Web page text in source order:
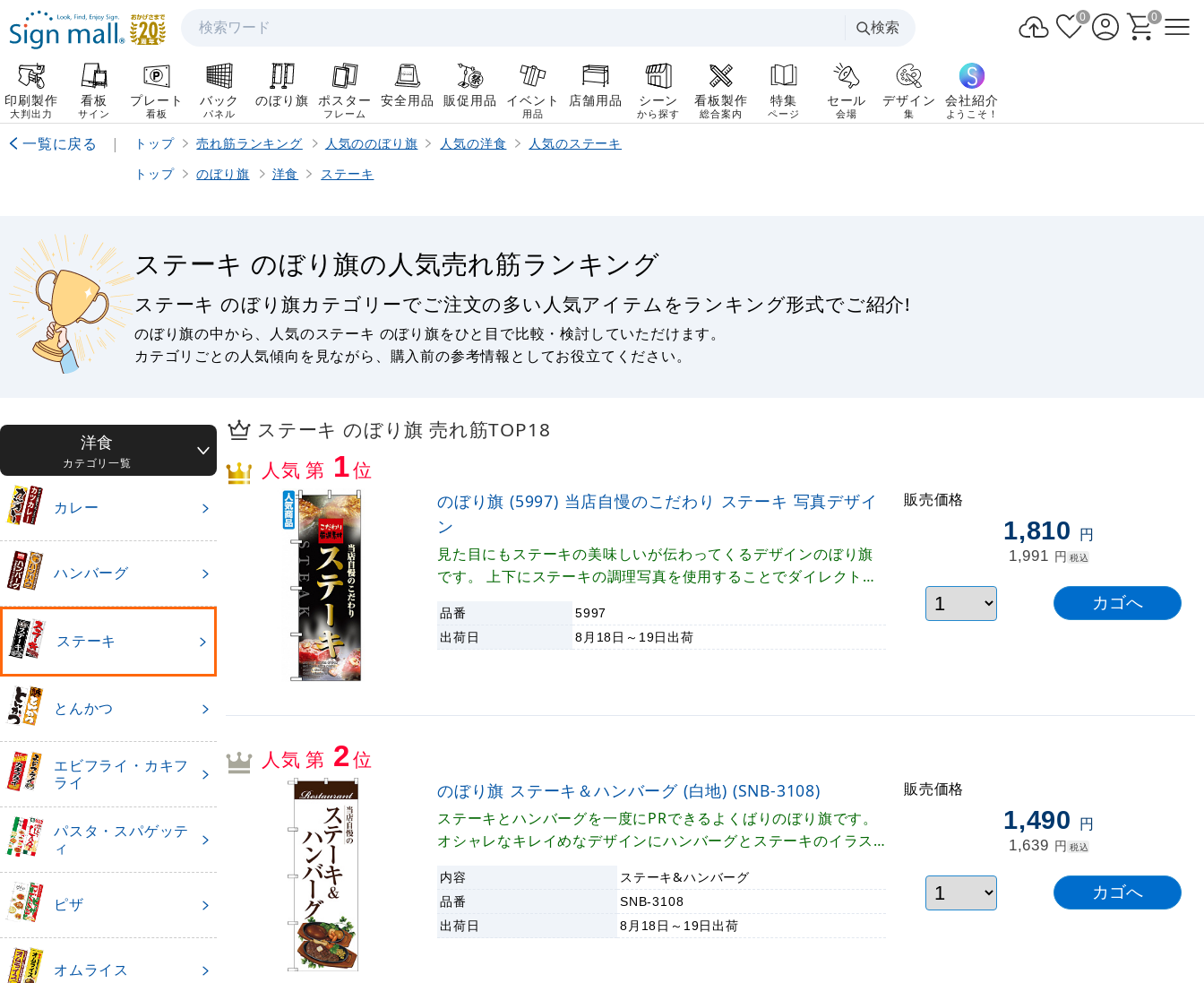
検索
検索
0 0
印刷製作
大判出力
看板
サイン
プレート
看板
バック
パネル
のぼり旗 ポスター
フレーム
安全用品 販促用品 イベント
用品
店舗用品 シーン
から探す
看板製作
総合案内
特集
ページ
セール
会場
デザイン
集
会社紹介
ようこそ！
一覧に戻る | トップ 売れ筋ランキング 人気ののぼり旗 人気の洋食
人気のステーキ
トップ
のぼり旗 洋食 ステーキ
ステーキ のぼり旗の人気売れ筋ランキング
ステーキ のぼり旗カテゴリーでご注文の多い人気アイテムをランキング形式でご紹介!
のぼり旗の中から、人気のステーキ のぼり旗をひと目で比較・検討していただけます。
カテゴリごとの人気傾向を見ながら、購入前の参考情報としてお役立てください。
ステーキ のぼり旗 売れ筋TOP18
人気 第 1位
のぼり旗 (5997) 当店自慢のこだわり ステーキ 写真デザイ
ン
見た目にもステーキの美味しいが伝わってくるデザインのぼり旗
です。 上下にステーキの調理写真を使用することでダイレクトに
店の定番のぼり旗です。
品番 5997
出荷日 8月18日～19日出荷
販売価格
1,810 円
1,991 円 税込
人気 第 2位
のぼり旗 ステーキ＆ハンバーグ (白地) (SNB-3108)
ステーキとハンバーグを一度にPRできるよくばりのぼり旗です。
オシャレなキレイめなデザインにハンバーグとステーキのイラス
気ののぼり旗です。
内容
ステーキ&ハンバーグ
品番
SNB-3108
出荷日 8月18日～19日出荷
販売価格
1,490 円
1,639 円 税込
洋食
カテゴリ一覧
カレー
ハンバーグ
ステーキ
とんかつ
エビフライ・カキフ
ライ
パスタ・スパゲッテ
ィ
ピザ
オムライス